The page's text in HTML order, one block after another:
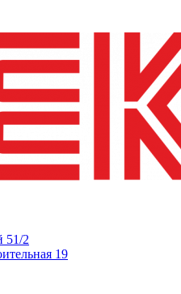
51/2
19